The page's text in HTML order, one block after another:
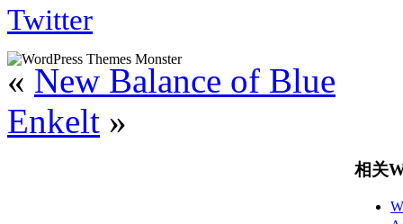
Twitter
« New Balance of Blue
Enkelt »
相关